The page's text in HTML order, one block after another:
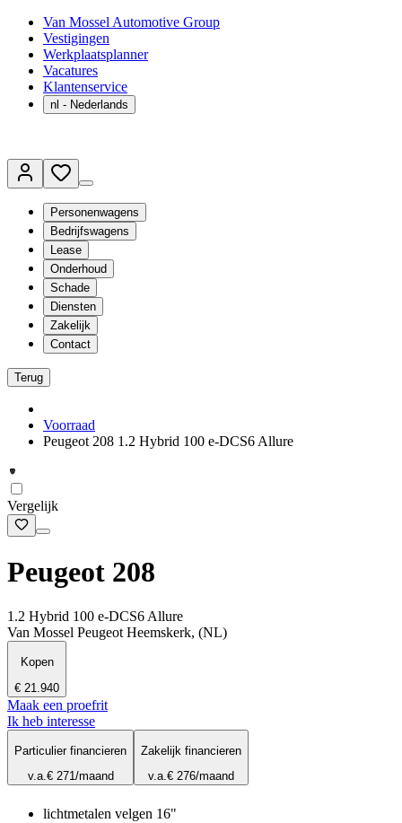
Van Mossel Automotive Group
Vestigingen
Werkplaatsplanner
Vacatures
Klantenservice
nl - Nederlands
Personenwagens
Bedrijfswagens
Lease
Onderhoud
Schade
Diensten
Zakelijk
Contact
Terug
Voorraad
Peugeot 208 1.2 Hybrid 100 e-DCS6 Allure
Vergelijk
Peugeot 208
1.2 Hybrid 100 e-DCS6 Allure
Van Mossel Peugeot Heemskerk, (NL)
Kopen
€ 21.940
Maak een proefrit
Ik heb interesse
Particulier financieren
v.a.€ 271/maand
Zakelijk financieren
v.a.€ 276/maand
lichtmetalen velgen 16"